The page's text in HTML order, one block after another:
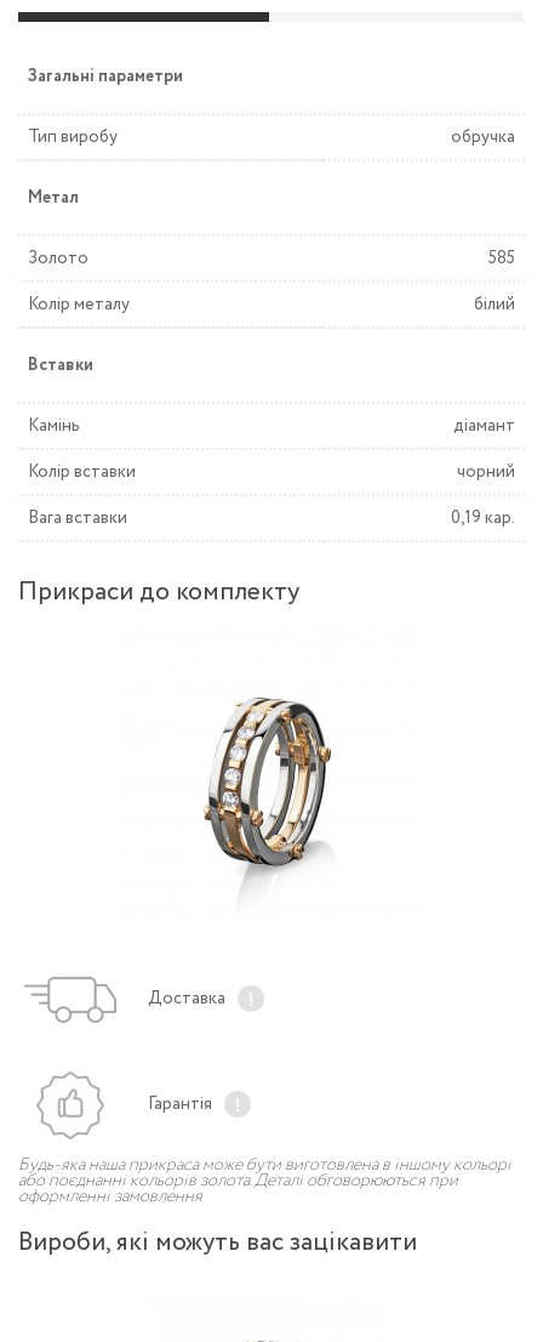
Загальні параметри
Тип виробу обручка
Метал
Золото
585
Колір металу
білий
Вставки
Камінь
діамант
Колір вставки
чорний
Вага вставки
0,19 кар.
Прикраси до комплекту
Доставка
Гарантія
Будь-яка наша прикраса може бути виготовлена в іншому кольорі
або поєднанні кольорів золота. Деталі обговорюються при
оформленні замовлення
Вироби, якi можуть вас зацiкавити